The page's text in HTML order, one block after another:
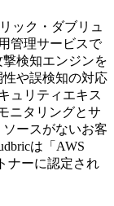
ック・ダブリュ
管理サービスで
検知エンジンを
や誤検知の対応
ュリティエキス
ニタリングとサ
ースがないお客
は「AWS
ナーに認定され